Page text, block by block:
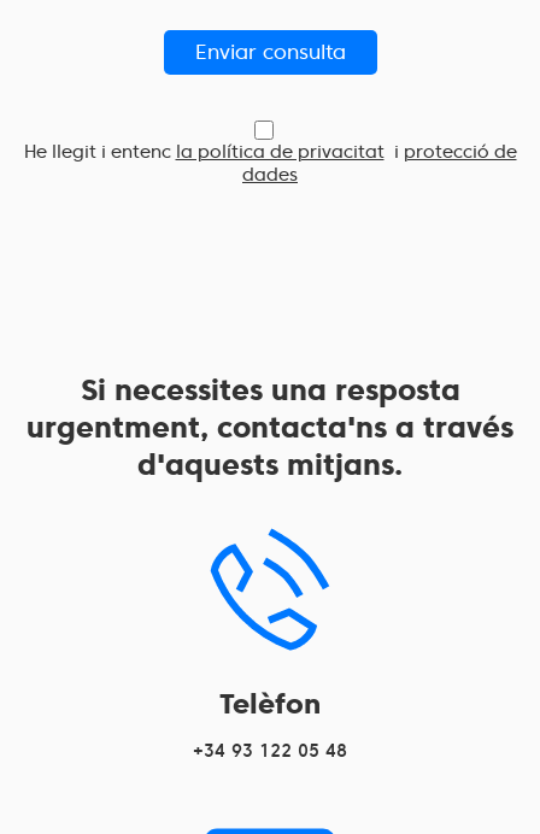
He llegit i entenc la política de privacitat i protecció de
dades
Si necessites una resposta
urgentment, contacta'ns a través
d'aquests mitjans.
Telèfon
+34 93 122 05 48